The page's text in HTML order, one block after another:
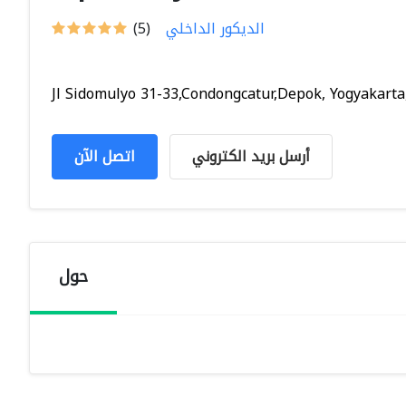
(5) الديكور الداخلي
Jl Sidomulyo 31-33,Condongcatur,Depok,
اتصل الآن أرسل بريد الكتروني
حول